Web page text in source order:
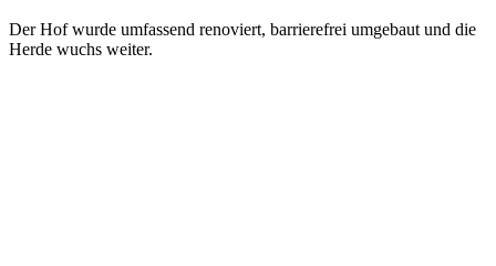
Der Hof wurde umfassend renoviert, barrierefrei umgebaut und die
Herde wuchs weiter.